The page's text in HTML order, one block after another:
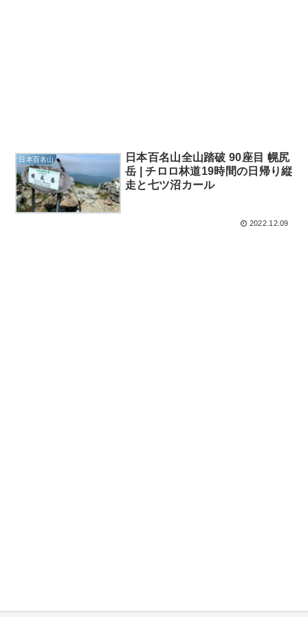
日本百名山
日本百名山全山踏破 90座目 幌尻
岳 | チロロ林道19時間の日帰り縦
走と七ツ沼カール
2022.12.09